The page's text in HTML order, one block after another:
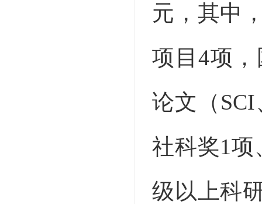
元，其中
项目4项
论文（SCI
社科奖1项
级以上科